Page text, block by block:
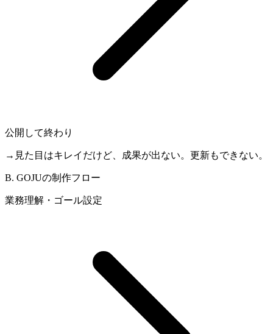
公開して終わり
→ 見た目はキレイだけど、成果が出ない。更新もできない。
B. GOJUの制作フロー
業務理解・ゴール設定